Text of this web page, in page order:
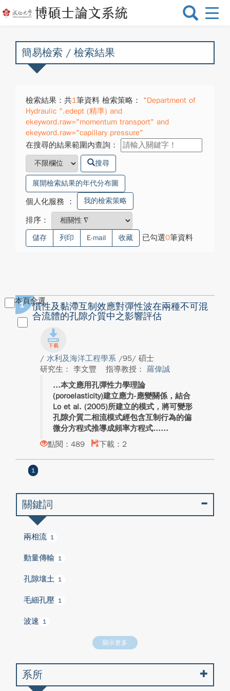
選
換
簡易檢索 / 檢索結果
檢索結果：共1筆資料 檢索策略：
"Department of
Hydraulic ".edept (精準) and
ekeyword.raw="momentum transport" and
ekeyword.raw="capillary pressure"
在搜尋的結果範圍內查詢：
搜尋
展開檢索結果的年代分布圖
個人化服務 ： 我的檢索策略
排序：
儲存 列印 E-mail 收藏 已勾選0筆資料
本頁全選
1
慣性及黏滯互制效應對彈性波在兩種不可混
合流體的孔隙介質中之影響評估
/ 水利及海洋工程學系 /95/ 碩士
研究生： 李文豐
指導教授： 羅偉誠
本文應用孔彈性力學理論
(poroelasticity)建立應力-應變關係，結合
Lo et al. (2005)所建立的模式，將可變形
孔隙介質二相流模式經包含互制行為的偏
微分方程式推導成頻率方程式...
點閱：489
下載：2
1
關鍵詞
兩相流 1
動量傳輸 1
孔隙壤土 1
毛細孔壓 1
波速 1
顯示更多
系所